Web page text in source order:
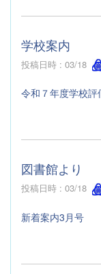
学校案内
投稿日時 : 03/18
令和７年度学校評
図書館より
投稿日時 : 03/18
新着案内3月号